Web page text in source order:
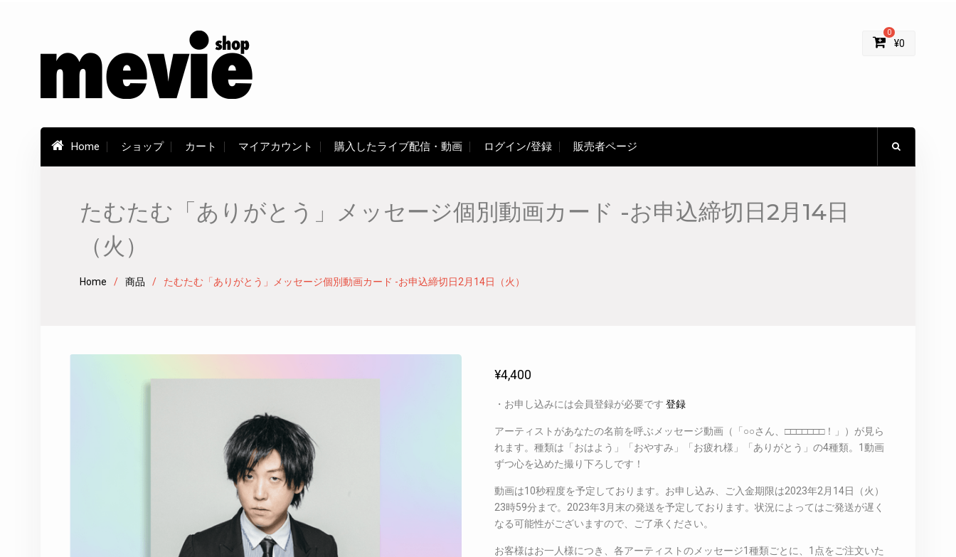
0
¥0
Home ショップ カート マイアカウント 購入したライブ配信・動画 ログイン/登録 販売者ページ
たむたむ「ありがとう」メッセージ個別動画カード -お申込締切日2月14日
（火）
Home 商品 たむたむ「ありがとう」メッセージ個別動画カード -お申込締切日2月14日（火）
¥4,400
・お申し込みには会員登録が必要です 登録
アーティストがあなたの名前を呼ぶメッセージ動画（「○○さん、□□□□□□□！」）が見ら
れます。種類は「おはよう」「おやすみ」「お疲れ様」「ありがとう」の4種類。1動画
ずつ心を込めた撮り下ろしです！
動画は10秒程度を予定しております。お申し込み、ご入金期限は2023年2月14日（火）
23時59分まで。2023年3月末の発送を予定しております。状況によってはご発送が遅く
なる可能性がございますので、ご了承ください。
お客様はお一人様につき、各アーティストのメッセージ1種類ごとに、1点をご注文いた